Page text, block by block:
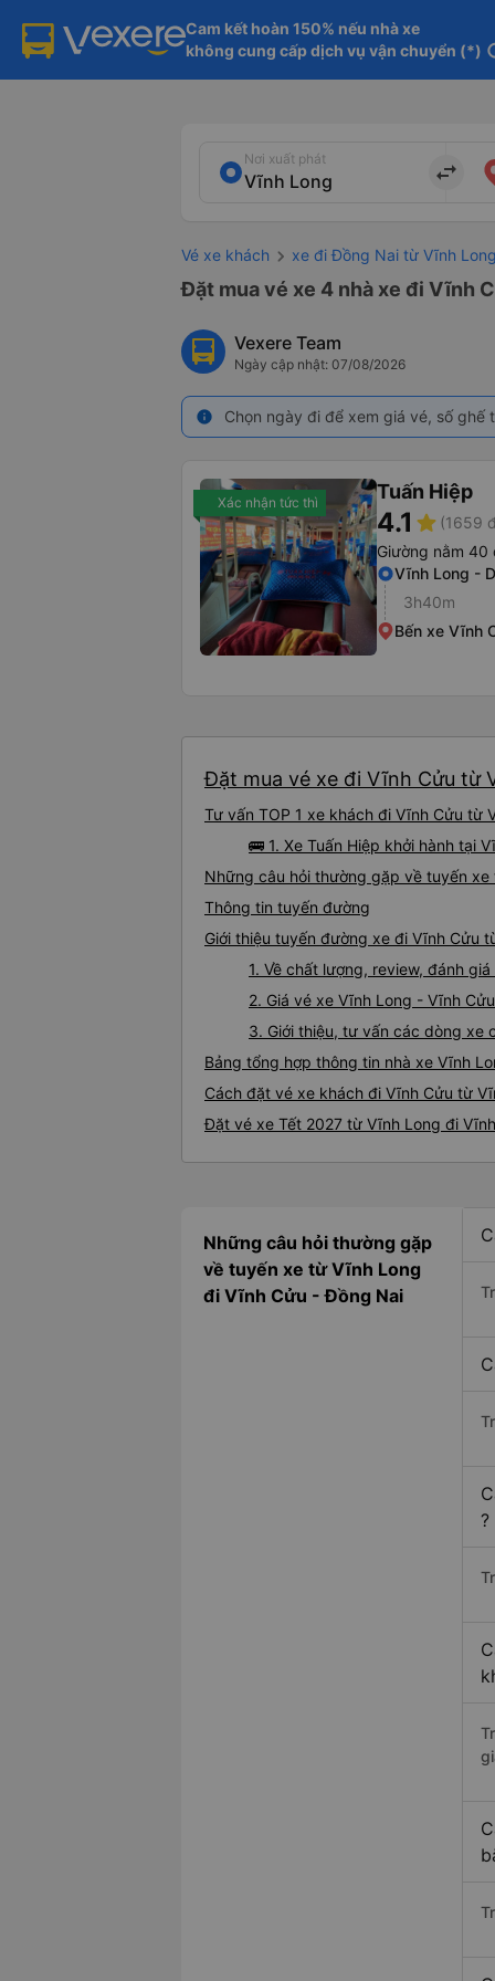
Cam kết hoàn 150% nếu nhà xe
không cung cấp dịch vụ vận chuyển (*)
Nơi xuất phát
import_export
Vé xe khách xe đi Đồng Nai từ Vĩnh Long
Đặt mua vé xe 4 nhà xe đi Vĩnh
Vexere Team
Ngày cập nhật: 07/08/2026
info Chọn ngày đi để xem giá vé, số
Xác nhận tức thì Tuấn Hiệp
4.1 star (1659
Giường nằm 40
Vĩnh Long -
3h40m
Bến xe Vĩnh
Đặt mua vé xe đi Vĩnh Cửu từ
Tư vấn TOP 1 xe khách đi Vĩnh Cửu từ
🚌 1. Xe Tuấn Hiệp khởi hành tại
Những câu hỏi thường gặp về tuyến
Thông tin tuyến đường
Giới thiệu tuyến đường xe đi Vĩnh Cửu
1. Về chất lượng, review, đánh
2. Giá vé xe Vĩnh Long - Vĩnh Cửu
3. Giới thiệu, tư vấn các dòng xe
Bảng tổng hợp thông tin nhà xe Vĩnh
Cách đặt vé xe khách đi Vĩnh Cửu từ
Đặt vé xe Tết 2027 từ Vĩnh Long đi
Những câu hỏi thường gặp
về tuyến xe từ Vĩnh Long
đi Vĩnh Cửu - Đồng Nai
?